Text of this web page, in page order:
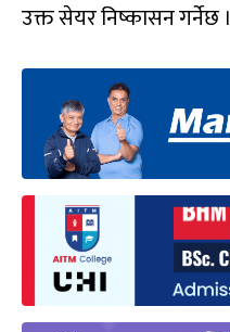
उक्त सेयर निष्कासन गर्नेछ ।